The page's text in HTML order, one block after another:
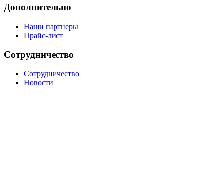
Дополнительно
Наши партнеры
Прайс-лист
Сотрудничество
Сотрудничество
Новости